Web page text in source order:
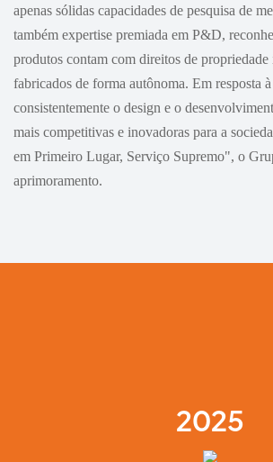
apenas sólidas capacidades de pesquisa de
também expertise premiada em P&D,
produtos contam com direitos de
fabricados de forma autônoma. Em resposta
consistentemente o design e o
mais competitivas e inovadoras para a
em Primeiro Lugar, Serviço Supremo", o
aprimoramento.
2025